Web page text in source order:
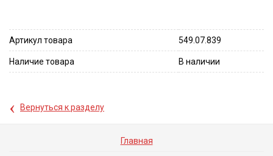
Артикул товара 549.07.839
Наличие товара В наличии
‹ Вернуться к разделу
Главная